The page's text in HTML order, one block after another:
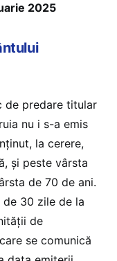
2025
de predare titular
nu i s-a emis
la cerere,
și peste vârsta
de 70 de ani.
de 30 zile de la
de
se comunică